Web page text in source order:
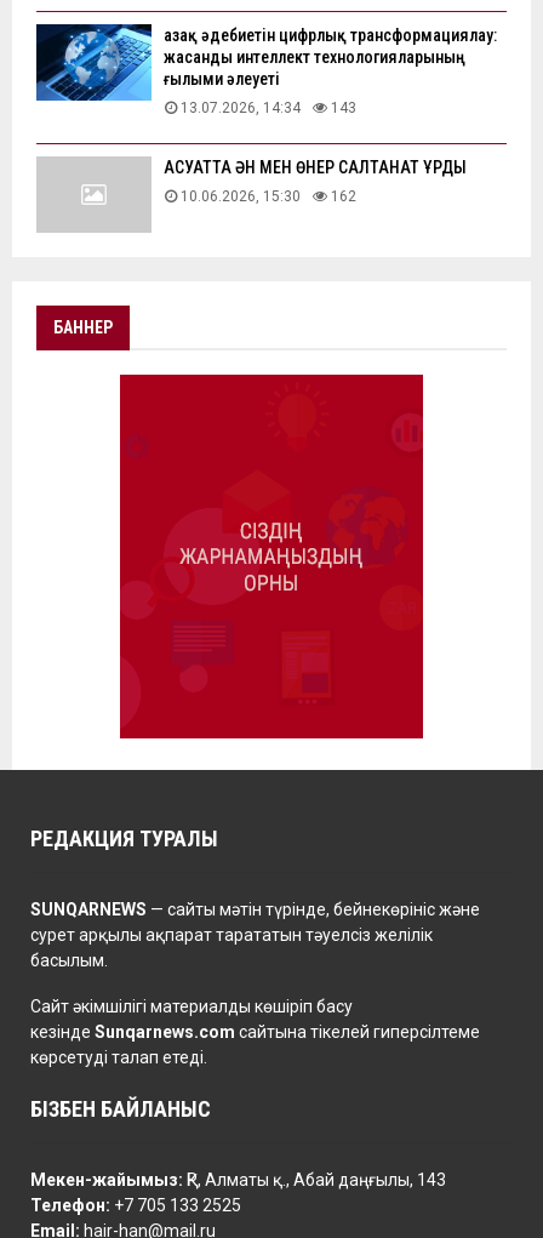
Қазақ әдебиетін цифрлық трансформациялау:
жасанды интеллект технологияларының
ғылыми әлеуеті
13.07.2026, 14:34 143
АҚСУАТТА ӘН МЕН ӨНЕР САЛТАНАТ ҚҰРДЫ
10.06.2026, 15:30 162
БАННЕР
РЕДАКЦИЯ ТУРАЛЫ
SUNQARNEWS — сайты мәтін түрінде, бейнекөрініс және
сурет арқылы ақпарат тарататын тәуелсіз желілік
басылым.
Сайт әкімшілігі материалды көшіріп басу
кезінде Sunqarnews.com сайтына тікелей гиперсілтеме
көрсетуді талап етеді.
БІЗБЕН БАЙЛАНЫС
Мекен-жайымыз: ҚР, Алматы қ., Абай даңғылы, 143
Телефон: +7 705 133 2525
Email: hair-han@mail.ru